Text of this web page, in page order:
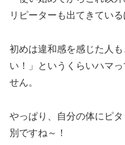
リピーターも出てきている
初めは違和感を感じた人
い！」というくらいハマ
せん。
やっぱり、自分の体にピ
別ですね～！